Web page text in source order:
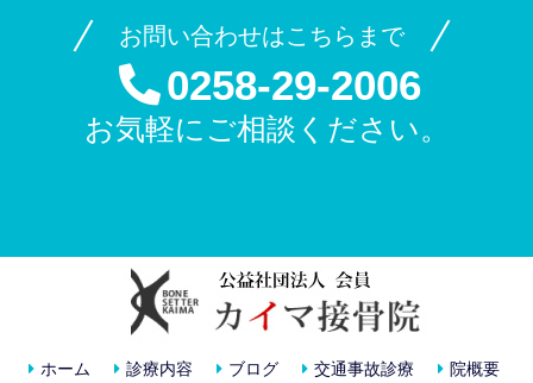
お問い合わせはこちらまで
0258-29-2006
お気軽にご相談ください。
ホーム 診療内容 ブログ 交通事故診療 院概要